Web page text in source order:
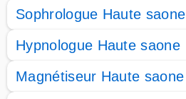
Sophrologue Haute saone
Hypnologue Haute saone
Magnétiseur Haute saone